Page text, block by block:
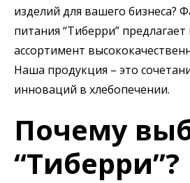
изделий для вашего бизнеса?
питания “Тиберри”
ассортимент
Наша продукция – это
инноваций в хлебопечении.
Почему
“Тиберри”?